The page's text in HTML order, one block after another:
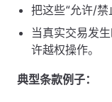
把这些“允许/禁
当真实交易发
许越权操作。
典型条款例子：